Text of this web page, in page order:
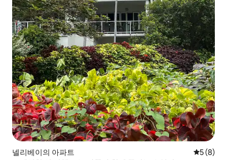
넬리베이의 아파트 평점 5점
5 (8)